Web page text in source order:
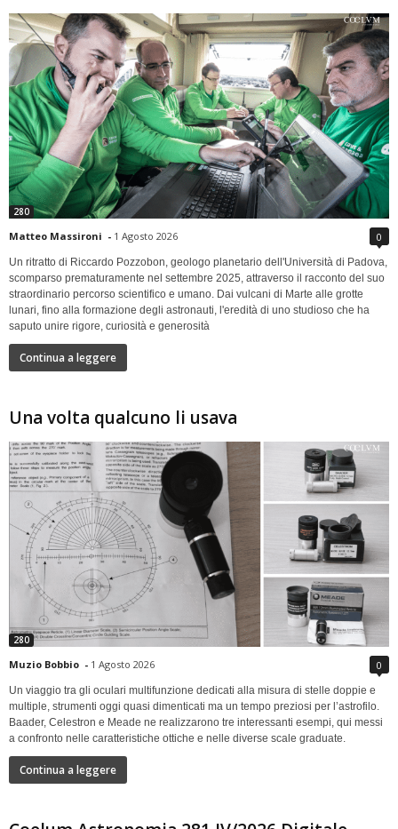
280
Matteo Massironi - 1 Agosto 2026 0
Un ritratto di Riccardo Pozzobon, geologo planetario dell'Università di Padova,
scomparso prematuramente nel settembre 2025, attraverso il racconto del suo
straordinario percorso scientifico e umano. Dai vulcani di Marte alle grotte
lunari, fino alla formazione degli astronauti, l'eredità di uno studioso che ha
saputo unire rigore, curiosità e generosità
Continua a leggere
Una volta qualcuno li usava
280
Muzio Bobbio - 1 Agosto 2026 0
Un viaggio tra gli oculari multifunzione dedicati alla misura di stelle doppie e
multiple, strumenti oggi quasi dimenticati ma un tempo preziosi per l’astrofilo.
Baader, Celestron e Meade ne realizzarono tre interessanti esempi, qui messi
a confronto nelle caratteristiche ottiche e nelle diverse scale graduate.
Continua a leggere